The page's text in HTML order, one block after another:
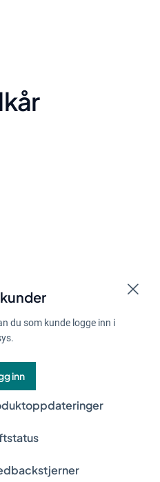
du som kunde logge inn i
inn
(de "Generelle